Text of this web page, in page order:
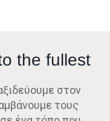
the fullest
στον
τους